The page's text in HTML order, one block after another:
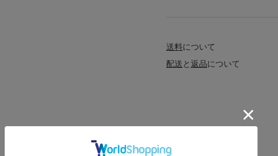
送料について
配送と返品について